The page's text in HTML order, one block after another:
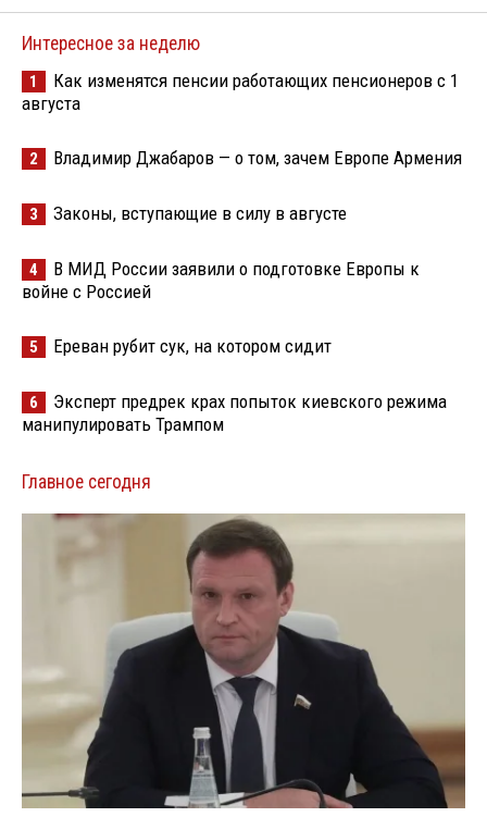
Интересное за неделю
1
Как изменятся пенсии работающих пенсионеров с 1
августа
2 Владимир Джабаров — о том, зачем Европе Армения
3 Законы, вступающие в силу в августе
4
В МИД России заявили о подготовке Европы к
войне с Россией
5 Ереван рубит сук, на котором сидит
6
Эксперт предрек крах попыток киевского режима
манипулировать Трампом
Главное сегодня